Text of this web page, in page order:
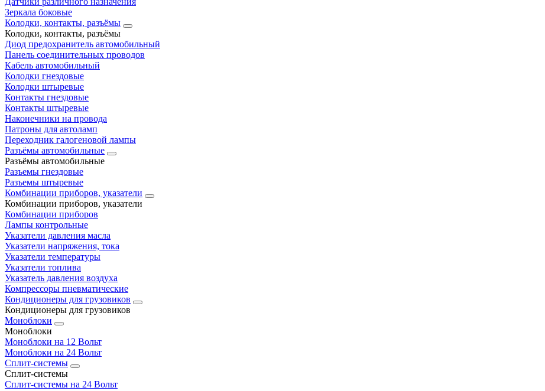
Зеркала боковые
Колодки, контакты, разъёмы
Колодки, контакты, разъёмы
Диод предохранитель автомобильный
Панель соединительных проводов
Кабель автомобильный
Колодки гнездовые
Колодки штыревые
Контакты гнездовые
Контакты штыревые
Наконечники на провода
Патроны для автоламп
Переходник галогеновой лампы
Разъёмы автомобильные
Разъёмы автомобильные
Разъемы гнездовые
Разъемы штыревые
Комбинации приборов, указатели
Комбинации приборов, указатели
Комбинации приборов
Лампы контрольные
Указатели давления масла
Указатели напряжения, тока
Указатели температуры
Указатели топлива
Указатель давления воздуха
Компрессоры пневматические
Кондиционеры для грузовиков
Кондиционеры для грузовиков
Моноблоки
Моноблоки
Моноблоки на 12 Вольт
Моноблоки на 24 Вольт
Сплит-системы
Сплит-системы
Сплит‑системы на 24 Вольт